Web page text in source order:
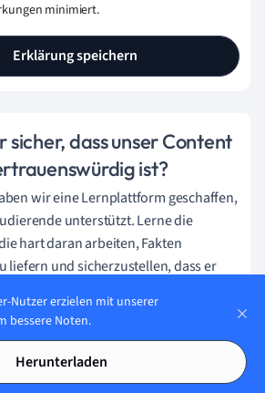
minimiert.
Erklärung speichern
sicher, dass unser Content
ist?
wir eine Lernplattform geschaffen,
unterstützt. Lerne die
hart daran arbeiten, Fakten
liefern und sicherzustellen, dass er
Nutzer erzielen mit unserer
bessere Noten.
Herunterladen